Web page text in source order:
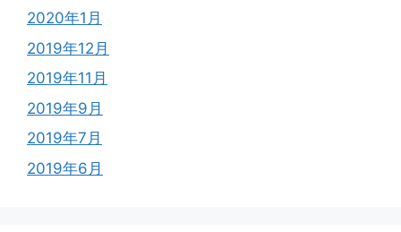
2020年1月
2019年12月
2019年11月
2019年9月
2019年7月
2019年6月